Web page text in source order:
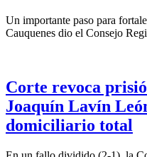
Un importante paso para
Cauquenes dio el Consejo
Corte revoca
Joaquín Lavín
domiciliario total